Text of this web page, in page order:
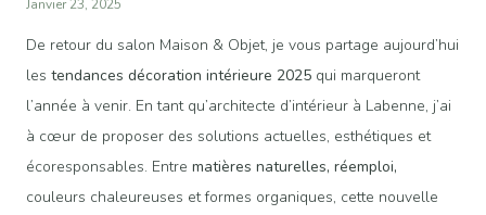
Janvier 23, 2025
De retour du salon Maison & Objet, je vous partage aujourd’hui
les tendances décoration intérieure 2025 qui marqueront
l’année à venir. En tant qu’architecte d’intérieur à Labenne, j’ai
à cœur de proposer des solutions actuelles, esthétiques et
écoresponsables. Entre matières naturelles, réemploi,
couleurs chaleureuses et formes organiques, cette nouvelle